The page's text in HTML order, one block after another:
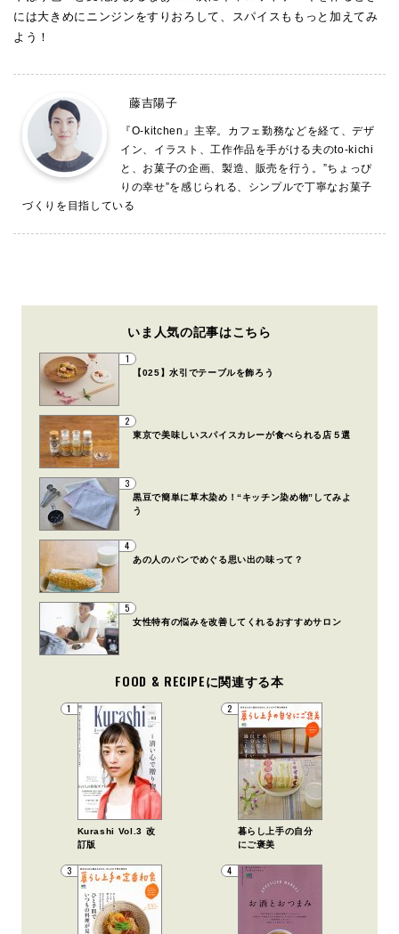
には大きめにニンジンをすりおろして
、スパイスももっと加えてみ
よう！
藤吉陽子
『O-kitchen』主宰。カフェ勤務などを経て、デザ
イン、イラスト、工作作品を手がける夫のto-kichi
と、お菓子の企画、製造、販売を行う。”ちょっぴ
りの幸せ”を感じられる、シンプルで丁寧なお菓子
づくりを目指している
いま人気の記事はこちら
1
【025】水引でテーブルを飾ろう
2
東京で美味しいスパイスカレーが食べられる店５選
3
黒豆で簡単に草木染め！“キッチン染め物”してみよ
う
4
あの人のパンでめぐる思い出の味って？
5
女性特有の悩みを改善してくれるおすすめサロン
FOOD & RECIPEに関連する本
1
Kurashi Vol.3 改
訂版
2
暮らし上手の自分
にご褒美
3 4